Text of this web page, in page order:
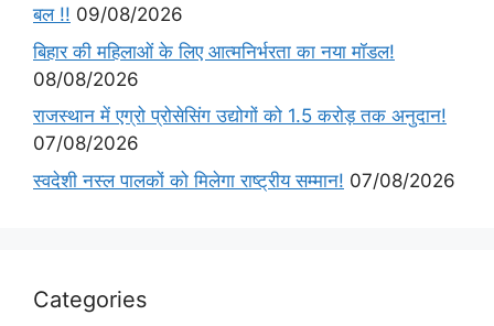
बल !! 09/08/2026
बिहार की महिलाओं के लिए आत्मनिर्भरता का नया मॉडल!
08/08/2026
राजस्थान में एग्रो प्रोसेसिंग उद्योगों को 1.5 करोड़ तक अनुदान!
07/08/2026
स्वदेशी नस्ल पालकों को मिलेगा राष्ट्रीय सम्मान! 07/08/2026
Categories